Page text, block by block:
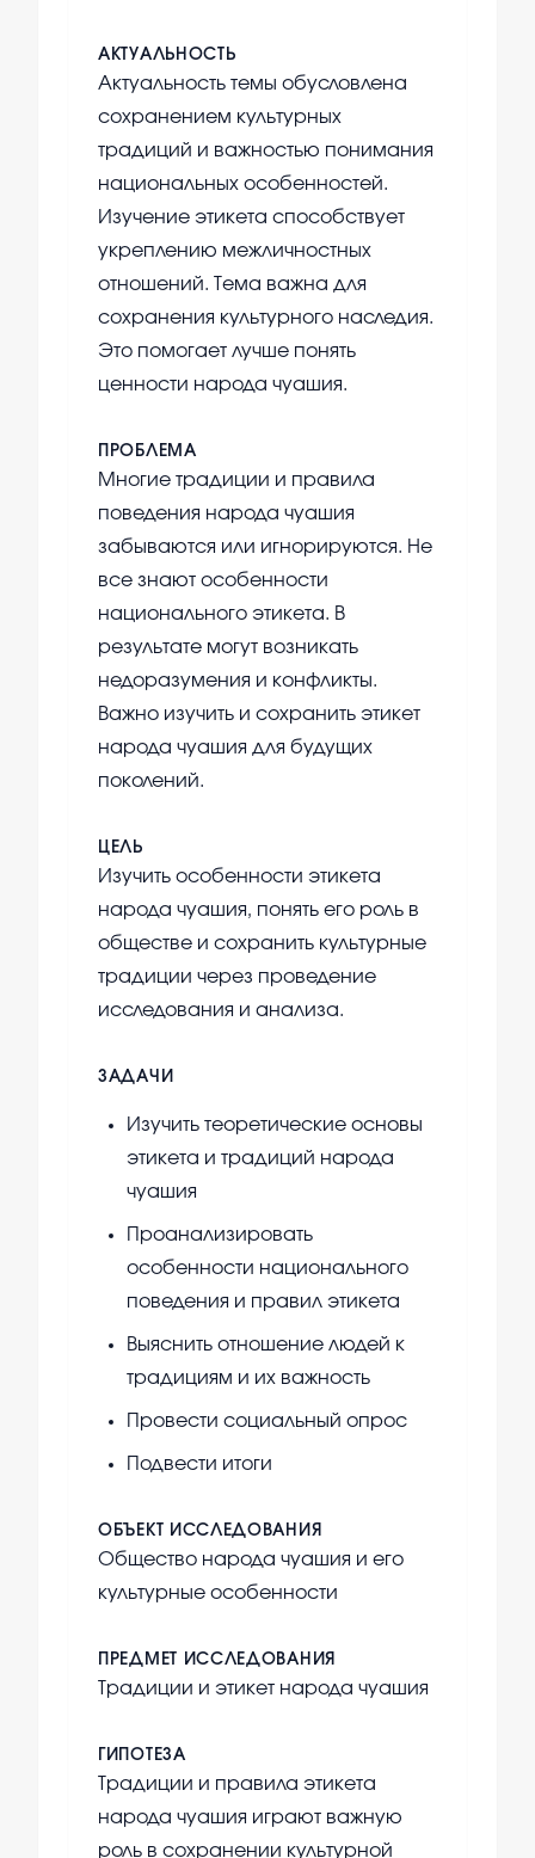
АКТУАЛЬНОСТЬ
Актуальность темы обусловлена
сохранением культурных
традиций и важностью понимания
национальных особенностей.
Изучение этикета способствует
укреплению межличностных
отношений. Тема важна для
сохранения культурного наследия.
Это помогает лучше понять
ценности народа чуашия.
ПРОБЛЕМА
Многие традиции и правила
поведения народа чуашия
забываются или игнорируются. Не
все знают особенности
национального этикета. В
результате могут возникать
недоразумения и конфликты.
Важно изучить и сохранить этикет
народа чуашия для будущих
поколений.
ЦЕЛЬ
Изучить особенности этикета
народа чуашия, понять его роль в
обществе и сохранить культурные
традиции через проведение
исследования и анализа.
ЗАДАЧИ
Изучить теоретические основы
этикета и традиций народа
чуашия
Проанализировать
особенности национального
поведения и правил этикета
Выяснить отношение людей к
традициям и их важность
Провести социальный опрос
Подвести итоги
ОБЪЕКТ ИССЛЕДОВАНИЯ
Общество народа чуашия и его
культурные особенности
ПРЕДМЕТ ИССЛЕДОВАНИЯ
Традиции и этикет народа чуашия
ГИПОТЕЗА
Традиции и правила этикета
народа чуашия играют важную
роль в сохранении культурной